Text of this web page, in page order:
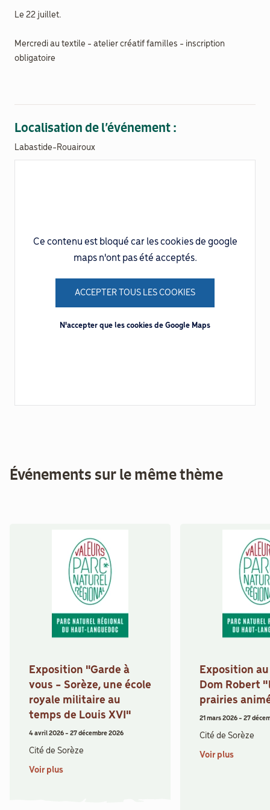
Recherche
Le 22 juillet.
Mercredi au textile - atelier créatif familles - inscription
obligatoire
Localisation de l’événement :
Labastide-Rouairoux
Ce contenu est bloqué car les cookies de google
maps n'ont pas été acceptés.
ACCEPTER TOUS LES COOKIES
N'accepter que les cookies de Google Maps
Événements sur le même thème
Exposition "Garde à
vous - Sorèze, une école
royale militaire au
temps de Louis XVI"
4 avril 2026- 27 décembre 2026
Cité de Sorèze
Voir plus
Exposition
Dom Robert
prairies
21 mars 2026- 27
Cité de Sorèze
Voir plus